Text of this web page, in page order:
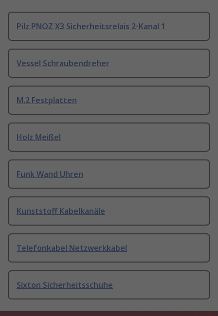
Pilz PNOZ X3 Sicherheitsrelais 2-Kanal 1
Vessel Schraubendreher
M.2 Festplatten
Holz Meißel
Funk Wand Uhren
Kunststoff Kabelkanäle
Telefonkabel Netzwerkkabel
Sixton Sicherheitsschuhe